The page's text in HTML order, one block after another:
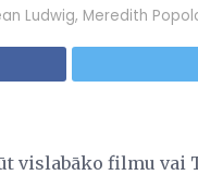
Ludwig, Meredith
vislabāko filmu vai